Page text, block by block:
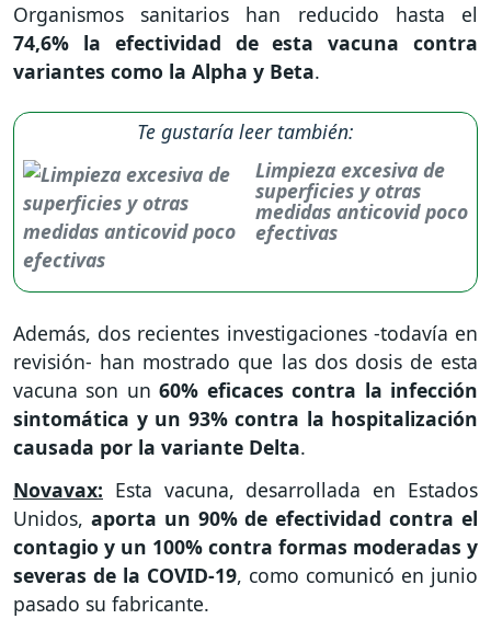
Organismos sanitarios han reducido hasta el
74,6% la efectividad de esta vacuna contra
variantes como la Alpha y Beta.
Te gustaría leer también:
Limpieza excesiva de
superficies y otras
medidas anticovid poco
efectivas
Además, dos recientes investigaciones -todavía en
revisión- han mostrado que las dos dosis de esta
vacuna son un60% eficaces contra la infección
sintomática y un 93% contra la hospitalización
causada por la variante Delta.
Novavax: Esta vacuna, desarrollada en Estados
Unidos, aporta un 90% de efectividad contra el
contagio y un 100% contra formas moderadas y
severas de la COVID-19, como comunicó en junio
pasado su fabricante.